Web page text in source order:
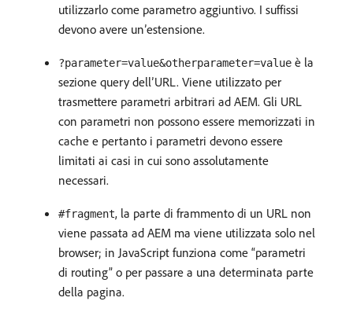
utilizzarlo come parametro aggiuntivo. I suffissi
devono avere un’estensione.
?parameter=value&otherparameter=value è la
sezione query dell’URL. Viene utilizzato per
trasmettere parametri arbitrari ad AEM. Gli URL
con parametri non possono essere memorizzati in
cache e pertanto i parametri devono essere
limitati ai casi in cui sono assolutamente
necessari.
#fragment, la parte di frammento di un URL non
viene passata ad AEM ma viene utilizzata solo nel
browser; in JavaScript funziona come “parametri
di routing” o per passare a una determinata parte
della pagina.